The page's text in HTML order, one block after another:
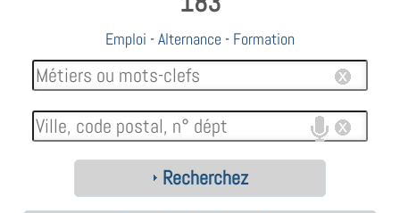
Emploi -Alternance - Formation
Recherchez